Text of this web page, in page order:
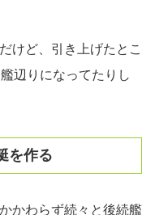
けど、引き上げたとこ
辺りになってたりし
を作る
かわらず続々と後続艦